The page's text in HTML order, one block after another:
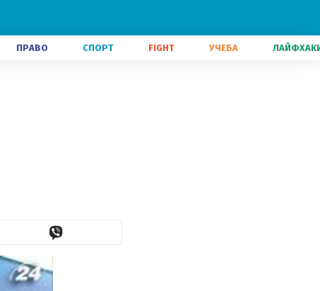
ПРАВО СПОРТ FIGHT УЧЕБА